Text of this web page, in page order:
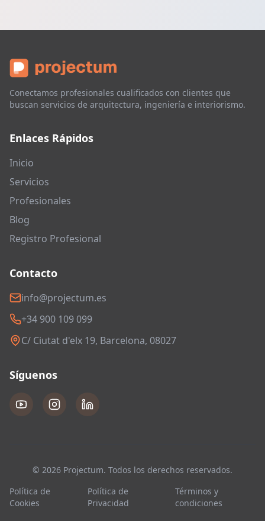
Conectamos profesionales cualificados con clientes que
buscan servicios de arquitectura, ingeniería e interiorismo.
Enlaces Rápidos
Inicio
Servicios
Profesionales
Blog
Registro Profesional
Contacto
info@projectum.es
+34 900 109 099
C/ Ciutat d'elx 19, Barcelona, 08027
Síguenos
© 2026 Projectum. Todos los derechos reservados.
Política de
Cookies
Política de
Privacidad
Términos y
condiciones